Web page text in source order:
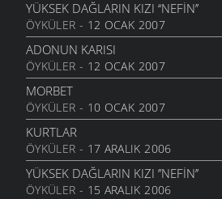
NAZAR BONCUĞU GIBI
25 NISAN 2010
YALANMIŞ
10 NISAN 2010
İNADINA YAŞAMAK
30 MART 2010
GERIYE DÖNMEDIN KI
21 MART 2010
ŞAVŞAT YOLUNDA
YÜKSEK DAĞLARIN KIZI ‘‘NEFİN’’
ÖYKÜLER - 12 OCAK 2007
ADONUN KARISI
ÖYKÜLER - 12 OCAK 2007
MORBET
ÖYKÜLER - 10 OCAK 2007
KURTLAR
ÖYKÜLER - 17 ARALIK 2006
YÜKSEK DAĞLARIN KIZI ’’NEFIN’’
ÖYKÜLER - 15 ARALIK 2006